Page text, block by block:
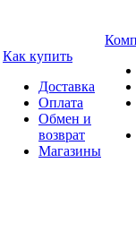
Как купить
Доставка
Оплата
Обмен и
возврат
Магазины